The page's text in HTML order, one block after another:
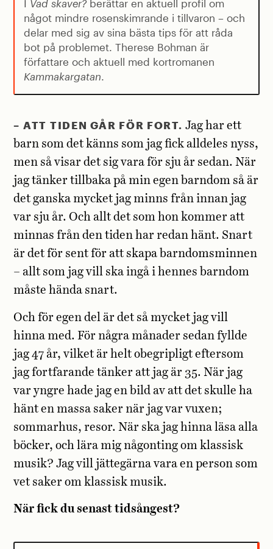
I Vad skaver?berättar en aktuell profil om
något mindre rosenskimrande i tillvaron – och
delar med sig av sina bästa tips för att råda
bot på problemet. Therese Bohman är
författare och aktuell med kortromanen
Kammakargatan
– ATT TIDEN GÅR FÖR FORT. Jag har ett
barn som det känns som jag fick alldeles nyss,
men så visar det sig vara för sju år sedan. När
jag tänker tillbaka på min egen barndom så är
det ganska mycket jag minns från innan jag
var sju år. Och allt det som hon kommer att
minnas från den tiden har redan hänt. Snart
är det för sent för att skapa barndomsminnen
– allt som jag vill ska ingå i hennes barndom
måste hända snart.
Och för egen del är det så mycket jag vill
hinna med. För några månader sedan fyllde
jag 47 år, vilket är helt obegripligt eftersom
jag fortfarande tänker att jag är 35. När jag
var yngre hade jag en bild av att det skulle ha
hänt en massa saker när jag var vuxen;
sommarhus, resor. När ska jag hinna läsa alla
böcker, och lära mig någonting om klassisk
musik? Jag vill jättegärna vara en person som
vet saker om klassisk musik.
När fick du senast tidsångest?